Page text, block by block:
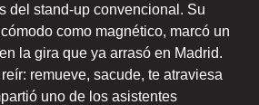
del stand-up convencional. Su
como magnético, marcó un
la gira que ya arrasó en Madrid.
remueve, sacude, te atraviesa
uno de los asistentes